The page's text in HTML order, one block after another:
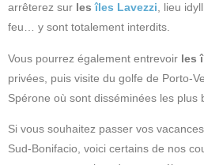
arrêterez sur lesîles Lavezzi, lieu
feu… y sont totalement interdits.
Vous pourrez également entrevoir les
privées, puis visite du golfe de Porto-
Spérone où sont disséminées les plus
Si vous souhaitez passer vos
Sud-Bonifacio, voici certains de nos